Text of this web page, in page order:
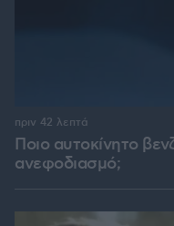
Ποιο αυτοκίνητο
ανεφοδιασμό;
πριν 42 λεπτά